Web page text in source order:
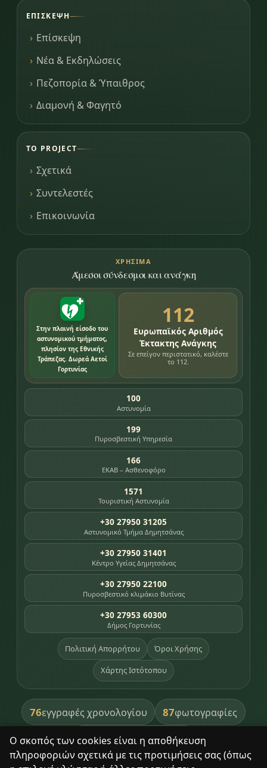
Ο σκοπός των cookies είναι η αποθήκευση
πληροφοριών σχετικά με τις προτιμήσεις σας (όπως
ΕΠΊΣΚΕΨΗ
Επίσκεψη
Νέα & Εκδηλώσεις
Πεζοπορία & Ύπαιθρος
Διαμονή & Φαγητό
ΤΟ PROJECT
Σχετικά
Συντελεστές
Επικοινωνία
ΧΡΉΣΙΜΑ
Άμεσοι σύνδεσμοι και ανάγκη
Στην πλαινή είσοδο του
αστυνομικού τμήματος,
πλησίον της Εθνικής
Τράπεζας. Δωρεά Αετοί
Γορτυνίας
112
Ευρωπαϊκός Αριθμός
Έκτακτης Ανάγκης
Σε επείγον περιστατικό, καλέστε
το 112.
100
Αστυνομία
199
Πυροσβεστική Υπηρεσία
166
ΕΚΑΒ – Ασθενοφόρο
1571
Τουριστική Αστυνομία
+30 27950 31205
Αστυνομικό Τμήμα Δημητσάνας
+30 27950 31401
Κέντρο Υγείας Δημητσάνας
+30 27950 22100
Πυροσβεστικό κλιμάκιο Βυτίνας
+30 27953 60300
Δήμος Γορτυνίας
Πολιτική Απορρήτου Όροι Χρήσης
Χάρτης Ιστότοπου
76εγγραφές χρονολογίου 87φωτογραφίες
391βιβλία βιβλιοθήκης
8σημεία κληρονομιάς